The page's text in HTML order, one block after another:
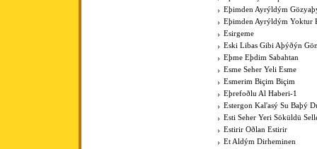
Eþimden Ayrýldým
Eþimden Ayrýldým Yoktur
Esirgeme
Eski Libas Gibi Aþýðýn
Eþme Eþdim Sabahtan
Esme Seher Yeli Esme
Esmerim Biçim Biçim
Eþrefoðlu Al Haberi-1
Estergon Kal'asý Su Baþý
Esti Seher Yeri Söküldü
Estirir Oðlan Estirir
Et Aldým Dirheminen